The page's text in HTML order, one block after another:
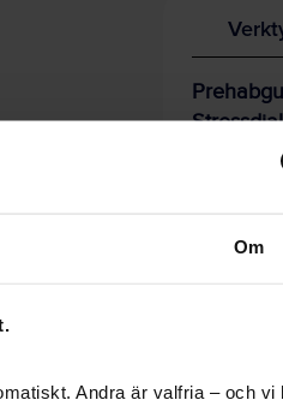
Om
Andra är valfria – och vi
är